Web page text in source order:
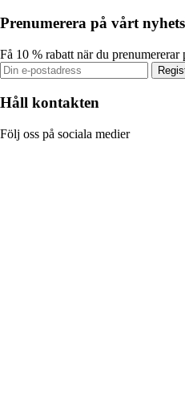
Prenumerera på vårt
Få 10 % rabatt när du prenumererar
Håll kontakten
Följ oss på sociala medier